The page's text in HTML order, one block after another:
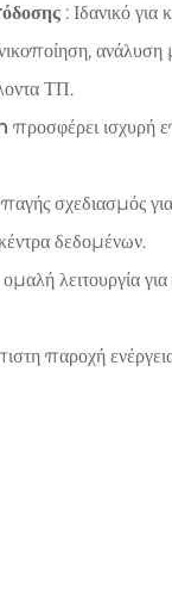
: Ιδανικό
ΤΠ.
προσφέρει ισχυρή
σχεδιασμός
δεδομένων.
λειτουργία
παροχή